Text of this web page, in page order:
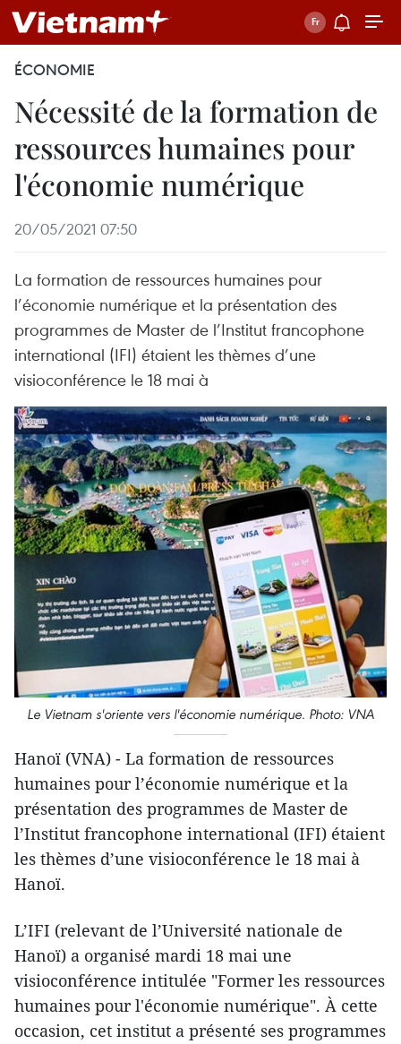
ÉCONOMIE
Nécessité de la formation de
ressources humaines pour
l'économie numérique
20/05/2021 07:50
La formation de ressources humaines pour
l’économie numérique et la présentation des
programmes de Master de l’Institut francophone
international (IFI) étaient les thèmes d’une
visioconférence le 18 mai à
Le Vietnam s'oriente vers l'économie numérique. Photo: VNA
Hanoï (VNA) - La formation de ressources
humaines pour l’économie numérique et la
présentation des programmes de Master de
l’Institut francophone international (IFI) étaient
les thèmes d’une visioconférence le 18 mai à
Hanoï.
L’IFI (relevant de l’Université nationale de
Hanoï) a organisé mardi 18 mai une
visioconférence intitulée "Former les ressources
humaines pour l'économie numérique". À cette
occasion, cet institut a présenté ses programmes